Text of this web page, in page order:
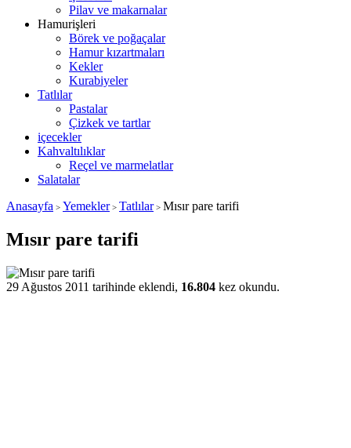
Pilav ve makarnalar
Hamurişleri
Börek ve poğaçalar
Hamur kızartmaları
Kekler
Kurabiyeler
Tatlılar
Pastalar
Çizkek ve tartlar
içecekler
Kahvaltılıklar
Reçel ve marmelatlar
Salatalar
Anasayfa > Yemekler> Tatlılar> Mısır pare tarifi
Mısır pare tarifi
29 Ağustos 2011 tarihinde eklendi, 16.804 kez okundu.